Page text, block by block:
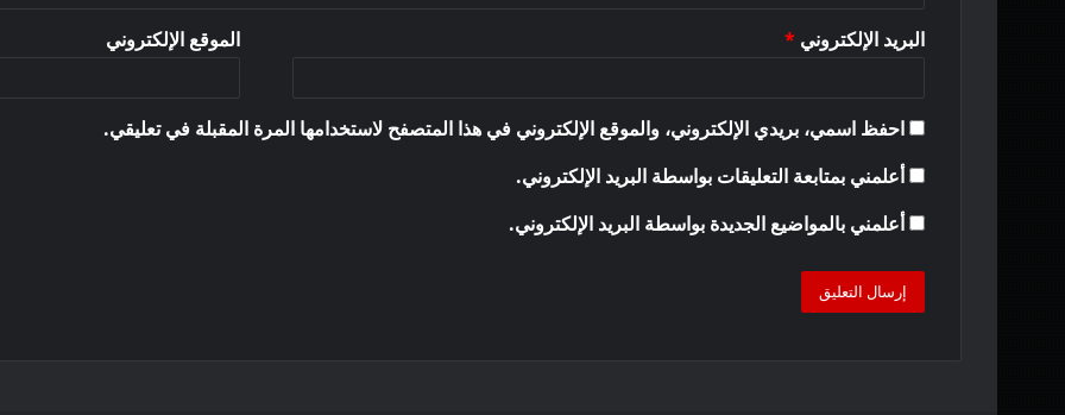
البريد الإلكتروني * الموقع الإلكتروني
احفظ اسمي، بريدي الإلكتروني، والموقع الإلكتروني في هذا المتصفح لاستخدامها المرة المقبلة في تعليقي.
أعلمني بمتابعة التعليقات بواسطة البريد الإلكتروني.
أعلمني بالمواضيع الجديدة بواسطة البريد الإلكتروني.